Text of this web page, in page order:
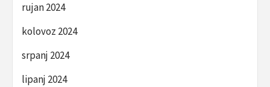
rujan 2024
kolovoz 2024
srpanj 2024
lipanj 2024